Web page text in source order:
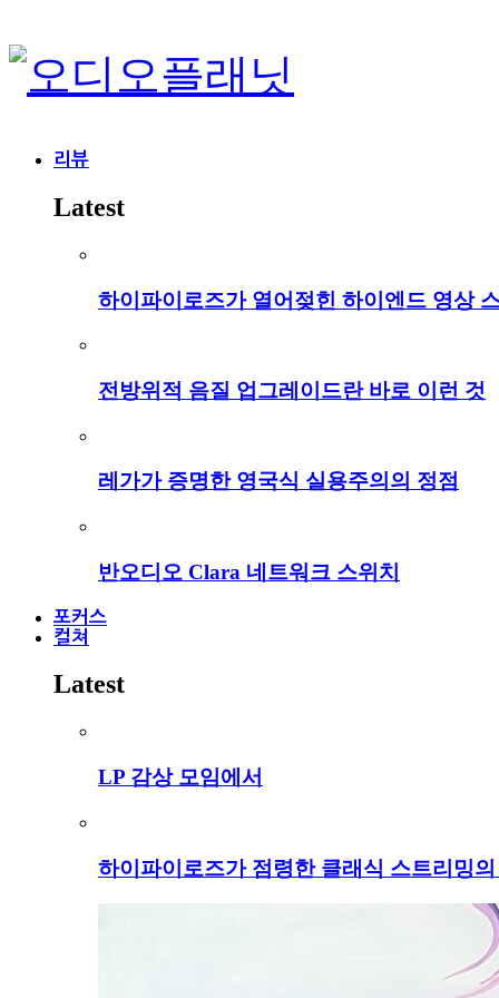
리뷰
Latest
하이파이로즈가 열어젖힌 하이엔드 영상
전방위적 음질 업그레이드란 바로 이런 것
레가가 증명한 영국식 실용주의의 정점
반오디오 Clara 네트워크 스위치
포커스
컬쳐
Latest
LP 감상 모임에서
하이파이로즈가 점령한 클래식 스트리밍